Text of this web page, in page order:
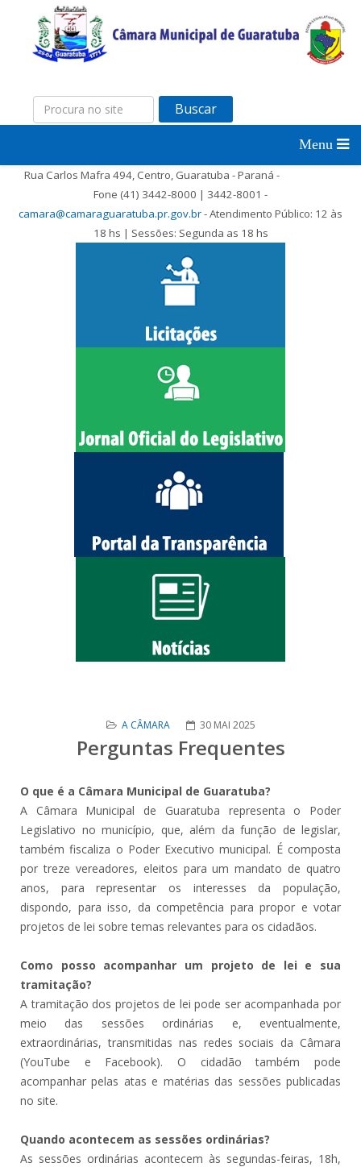
Buscar
Rua Carlos Mafra 494, Centro, Guaratuba - Paraná -
Fone (41) 3442-8000 | 3442-8001 -
camara@camaraguaratuba.pr.gov.br- Atendimento Público: 12 às
18 hs | Sessões: Segunda as 18 hs
A CÂMARA 30 MAI 2025
Perguntas Frequentes
O que é a Câmara Municipal de Guaratuba?
A Câmara Municipal de Guaratuba representa o Poder
Legislativo no município, que, além da função de legislar,
também fiscaliza o Poder Executivo municipal. É composta
por treze vereadores, eleitos para um mandato de quatro
anos, para representar os interesses da população,
dispondo, para isso, da competência para propor e votar
projetos de lei sobre temas relevantes para os cidadãos.
Como posso acompanhar um projeto de lei e sua
tramitação?
A tramitação dos projetos de lei pode ser acompanhada por
meio das sessões ordinárias e, eventualmente,
extraordinárias, transmitidas nas redes sociais da Câmara
(YouTube e Facebook). O cidadão também pode
acompanhar pelas atas e matérias das sessões publicadas
no site.
Quando acontecem as sessões ordinárias?
As sessões ordinárias acontecem às segundas-feiras, 18h,